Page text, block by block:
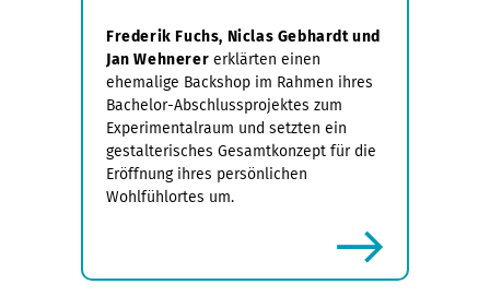
Frederik Fuchs, Niclas Gebhardt und
Jan Wehnerer erklärten einen
ehemalige Backshop im Rahmen ihres
Bachelor-Abschlussprojektes zum
Experimentalraum und setzten ein
gestalterisches Gesamtkonzept für die
Eröffnung ihres persönlichen
Wohlfühlortes um.